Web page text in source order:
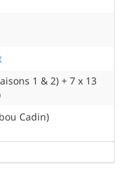
1 & 2) + 7 x 13
Cadin)